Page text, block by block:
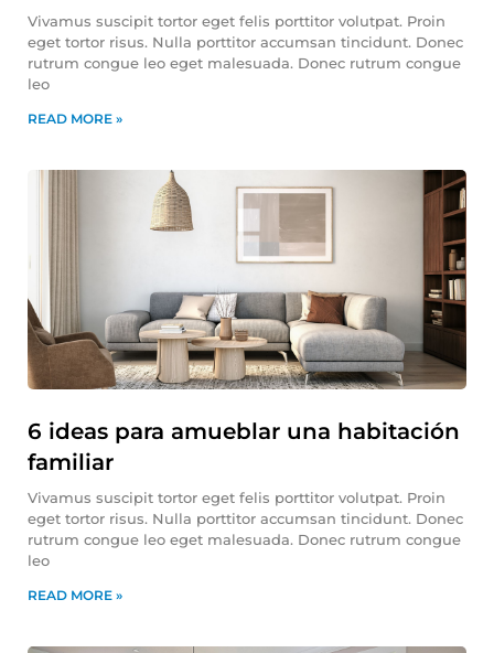
Vivamus suscipit tortor eget felis porttitor volutpat. Proin
eget tortor risus. Nulla porttitor accumsan tincidunt. Donec
rutrum congue leo eget malesuada. Donec rutrum congue
leo
READ MORE »
6 ideas para amueblar una habitación
familiar
Vivamus suscipit tortor eget felis porttitor volutpat. Proin
eget tortor risus. Nulla porttitor accumsan tincidunt. Donec
rutrum congue leo eget malesuada. Donec rutrum congue
leo
READ MORE »